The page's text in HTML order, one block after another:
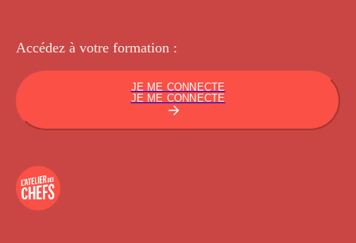
Accédez à votre formation :
JE ME CONNECTE
JE ME CONNECTE